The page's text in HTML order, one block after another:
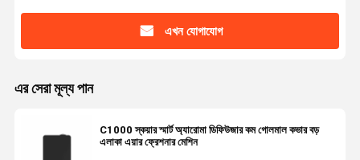
এখন যোগাযোগ
এর সেরা মূল্য পান
C1000 স্কয়ার স্মার্ট অ্যারোমা ডিফিউজার কম গোলমাল কভার বড়
এলাকা এয়ার ফ্রেশনার মেশিন